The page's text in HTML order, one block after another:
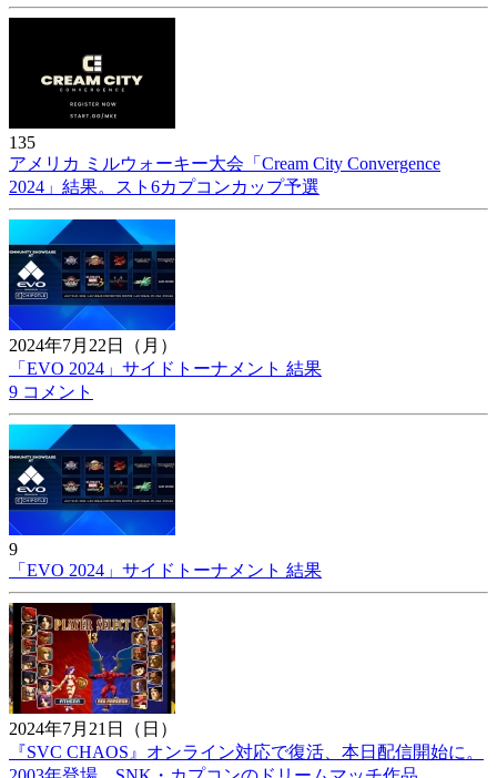
135
アメリカ ミルウォーキー大会「Cream City Convergence
2024」結果。スト6カプコンカップ予選
2024年7月22日（月）
「EVO 2024」サイドトーナメント 結果
9 コメント
9
「EVO 2024」サイドトーナメント 結果
2024年7月21日（日）
『SVC CHAOS』オンライン対応で復活、本日配信開始に。